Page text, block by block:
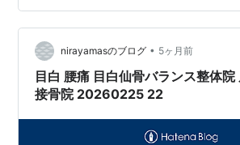
東京都豊島区目白２丁目２１−１０
ムページ mejirock.com 【目白…
nirayamasのブログ • 5ヶ月前
目白 腰痛 目白仙骨バランス整体院 肩こり 旧目白
接骨院 20260225 22